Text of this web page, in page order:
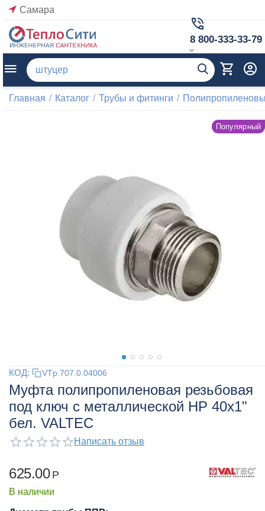
Самара
8 800-333-33-79
Главная / Каталог / Трубы и фитинги /
Популярный
КОД: VTp.707.0.04006
Муфта полипропиленовая резьбовая
под ключ с металлической НР 40x1"
бел. VALTEC
Написать отзыв
625.00 Р
В наличии